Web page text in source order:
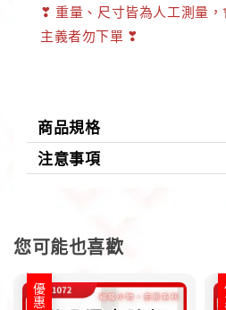
❣ 重量、尺寸皆為人工測量
主義者勿下單 ❣
商品規格
注意事項
您可能也喜歡
優惠